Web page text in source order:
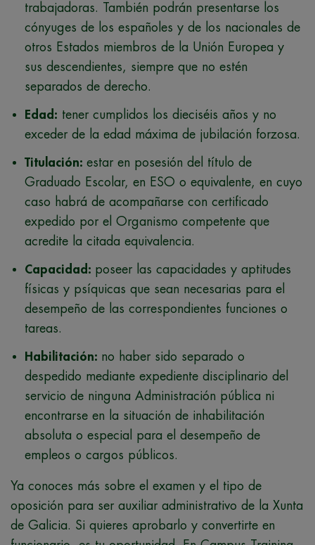
trabajadoras. También podrán presentarse los
cónyuges de los españoles y de los nacionales de
otros Estados miembros de la Unión Europea y
sus descendientes, siempre que no estén
separados de derecho.
Edad: tener cumplidos los dieciséis años y no
exceder de la edad máxima de jubilación forzosa.
Titulación: estar en posesión del título de
Graduado Escolar, en ESO o equivalente, en cuyo
caso habrá de acompañarse con certificado
expedido por el Organismo competente que
acredite la citada equivalencia.
Capacidad: poseer las capacidades y aptitudes
físicas y psíquicas que sean necesarias para el
desempeño de las correspondientes funciones o
tareas.
Habilitación: no haber sido separado o
despedido mediante expediente disciplinario del
servicio de ninguna Administración pública ni
encontrarse en la situación de inhabilitación
absoluta o especial para el desempeño de
empleos o cargos públicos.
Ya conoces más sobre el examen y el tipo de
oposición para ser auxiliar administrativo de la Xunta
de Galicia. Si quieres aprobarlo y convertirte en